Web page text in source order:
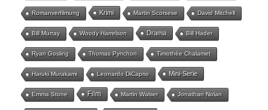
Romanverfilmung Krimi Martin Scorsese David Mitchell
Bill Murray Woody Harrelson Drama Bill Hader
Ryan Gosling Thomas Pynchon Timothée Chalamet
Haruki Murakami Leonardo DiCaprio Mini-Serie
Emma Stone Film Martin Walser Jonathan Nolan